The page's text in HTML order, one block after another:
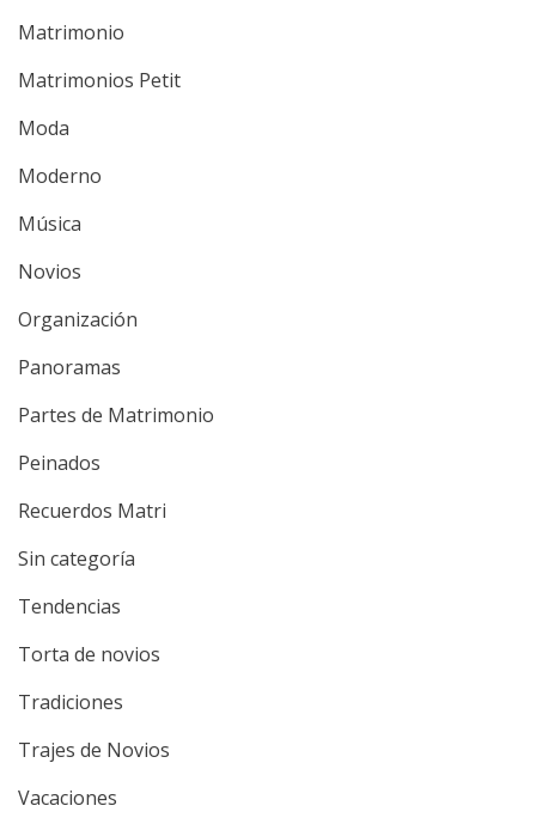
Matrimonio
Matrimonios Petit
Moda
Moderno
Música
Novios
Organización
Panoramas
Partes de Matrimonio
Peinados
Recuerdos Matri
Sin categoría
Tendencias
Torta de novios
Tradiciones
Trajes de Novios
Vacaciones